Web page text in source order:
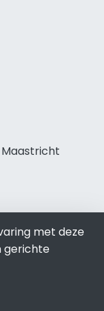
met deze
gerichte